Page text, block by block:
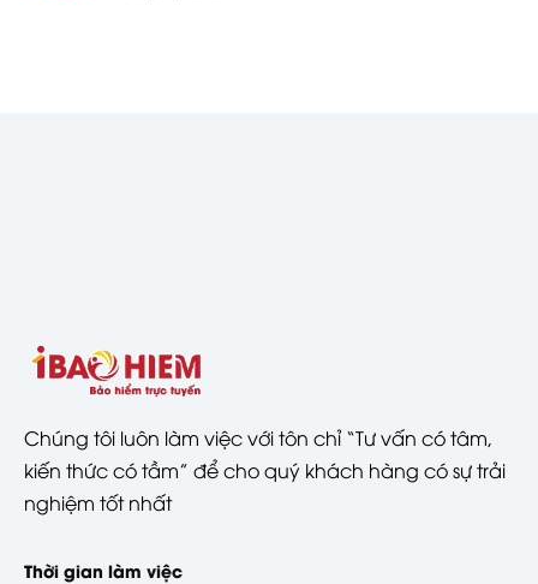
Chúng tôi luôn làm việc với tôn chỉ “Tư vấn có tâm,
kiến thức có tầm” để cho quý khách hàng có sự trải
nghiệm tốt nhất
Thời gian làm việc